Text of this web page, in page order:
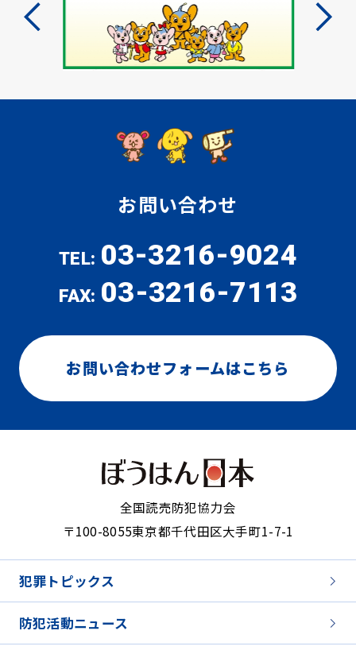
お問い合わせ
TEL: 03-3216-9024
FAX: 03-3216-7113
お問い合わせフォームはこちら
全国読売防犯協力会
〒100-8055東京都千代田区大手町1-7-1
犯罪トピックス
防犯活動ニュース